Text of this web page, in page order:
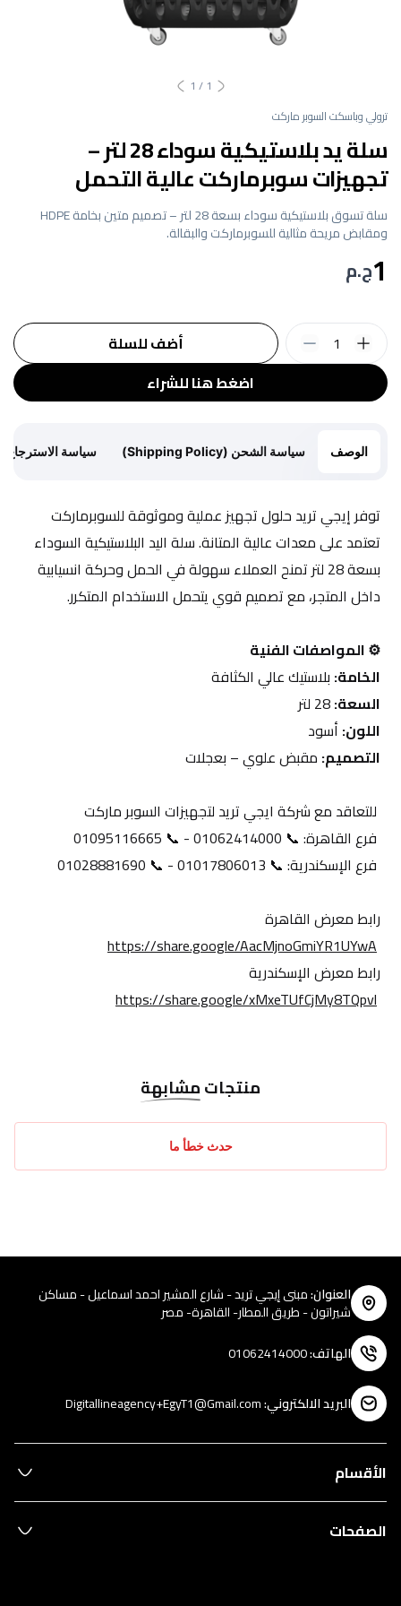
1
/
1
ترولي وباسكت السوبر ماركت
سلة يد بلاستيكية سوداء 28 لتر –
تجهيزات سوبرماركت عالية التحمل
سلة تسوق بلاستيكية سوداء بسعة 28 لتر – تصميم متين بخامة HDPE
ومقابض مريحة مثالية للسوبرماركت والبقالة.
1ج.م
اضغط هنا للشراء
أضف للسلة 1
الوصف سياسة الشحن (Shipping Policy) سياسة الاسترجاع (Return Policy)
داخل المتجر، مع تصميم قوي يتحمل الاستخدام المتكرر.
⚙️ المواصفات الفنية
الخامة: بلاستيك عالي الكثافة
السعة:
اللون: أسود
التصميم: مقبض علوي – بعجلات
رابط معرض القاهرة
https://share.google/AacMjnoGmiYR1UYwA
رابط معرض الإسكندرية
https://share.google/xMxeTUfCjMy8TQpvl
منتجاتمشابهة
حدث خطأ ما
العنوان:مبنى إيجي تريد - شارع المشير احمد اسماعيل - مساكن
شيراتون - طريق المطار- القاهرة- مصر
الهاتف:
01062414000
البريد الالكتروني:
Digitallineagency+EgyT1@Gmail.com
الأقسام
الصفحات